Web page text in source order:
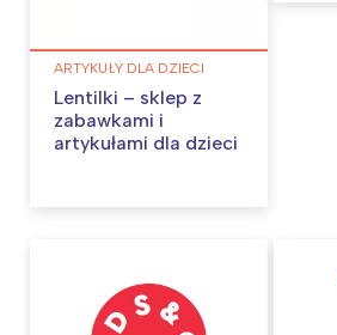
ARTYKUŁY DLA DZIECI
Lentilki – sklep z
zabawkami i
artykułami dla dzieci